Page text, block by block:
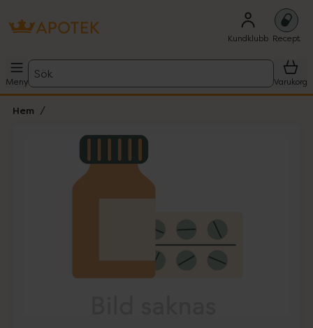
Kundklubb Recept
Meny
Sök
Varukorg
Hem
Lista: . Innehåller 1 objekt.